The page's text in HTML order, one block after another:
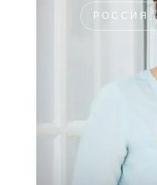
РОССИЯ,